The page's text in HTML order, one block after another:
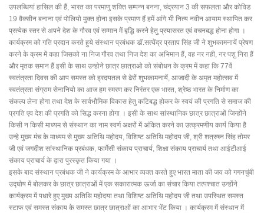
उपलब्धियां हासिल की हैं, भारत का परमाणु शक्ति सम्पन्न बनना, चंद्रयान 3 की सफलता और कोविड
19 वैक्सीन बनाना एवं पोलियो मुक्त होना इसके प्रमाण हैं हमें आंगे भी नित्य नवीन आयाम स्थापित कर
प्रत्येक स्तर से अपने देश के गौरव एवं सम्मान में बृद्धि करने हेतु प्रयासरत एवं वचनबद्ध होना होगा ।
कार्यक्रम को गति प्रदान करते हुये संस्थान प्रबंधक डॉ.सत्येंद्र प्रताप सिंह जी ने शुभकामनायें प्रेषण
करने के क्रम में कहा जिसको ना निज गौरव तथा निज देश का अभिमान हैं, वह नर नही, नर पशु निरा हैं
और मृतक समान हैं इसी के साथ उन्होने छात्र छात्राओ को संबोधन के क्रम में कहा कि 77वें
स्वतंत्रता दिवस की आप समस्त को ह्रदयतल से ढेरों शुभकामनायें, आजादी के अमृत महोत्सव में
स्वतंत्रता संग्राम सेनानियो का आज हम स्मरण कर निरंतर एक भारत, श्रेष्ठ भारत के निर्माण का
संकल्प लेना होगा तथा देश के सार्वभौमिक विकास हेतु कटिबद्ध होकर के स्वयं की प्रगति से समाज की
प्रगति एव देश की प्रगति को सिद्ध करना होगा । इसी के साथ सांस्थानिक छात्र छात्राओं जिन्होंने
किसी न किसी माध्यम से संस्थान का नाम स्वर्ण अक्षरों में अंकित करने का उत्क्रमणीय कार्य किया है
उन्हे मुख्य मंच के माध्यम से मुख्य अतिथि महोदय, विशिष्ट अतिथि महोदय जी, श्री शत्रुघ्न सिंह तोमर
जी एवं जगदीश सांस्थानिक प्रबंधक, फार्मेसी संकाय प्राचार्य, शिक्षा संकाय प्राचार्य तथा आईटीआई
संकाय प्राचार्य के द्वारा पुरस्कृत किया गया ।
इसके बाद संस्थान प्रबंधक जी ने कार्यक्रम के आभार व्यक्त करते हुए भारत माता की जय को गगनचुंबी
उद्घोष में बोलकर के छात्र छात्राओं में एक सकारात्मक ऊर्जा का संचार किया तत्पश्चात उन्होंने
कार्यक्रम में पधारे हुए मुख्य अतिथि महोदया तथा विशिष्ट अतिथि महोदय जी तथा उपस्थित समस्त
स्टाफ एवं समस्त संकाय के समस्त छात्र छात्राओं का आभार भेंट किया । कार्यक्रम में संस्थान में